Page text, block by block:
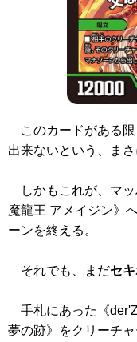
このカードがある限
出来ないという、ま
しかもこれが、マッ
魔龍王 アメイジン》
ーンを終える。
それでも、まだセ
手札にあった
《
夢の跡》
をクリーチ